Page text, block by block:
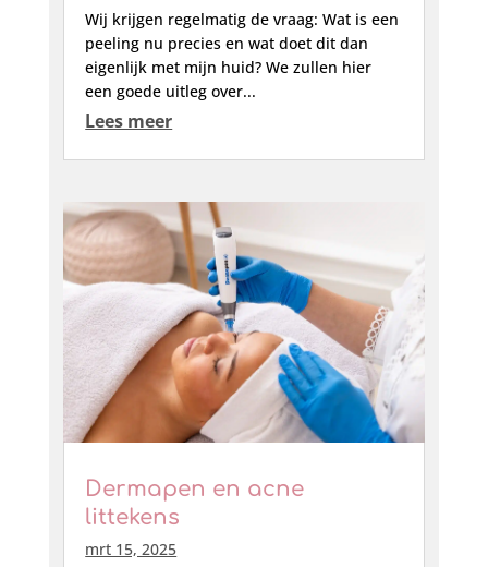
Wij krijgen regelmatig de vraag: Wat is een
peeling nu precies en wat doet dit dan
eigenlijk met mijn huid? We zullen hier
een goede uitleg over...
Lees meer
Dermapen en acne
littekens
mrt 15, 2025